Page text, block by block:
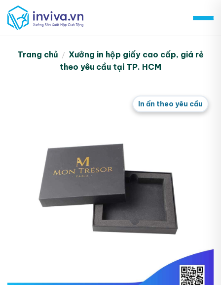
Skip
to
content
Trang chủ / Xưởng in hộp giấy cao cấp, giá rẻ
theo yêu cầu tại TP. HCM
In ấn theo yêu cầu